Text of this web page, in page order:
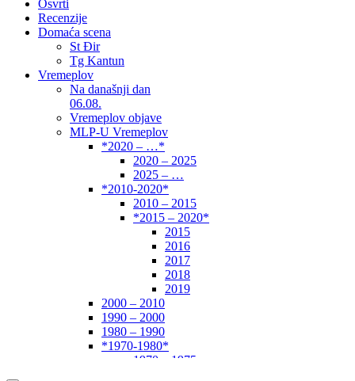
Osvrti
Recenzije
Domaća scena
St Đir
Tg Kantun
Vremeplov
Na današnji dan
06.08.
Vremeplov objave
MLP-U Vremeplov
*2020 – …*
2020 – 2025
2025 – …
*2010-2020*
2010 – 2015
*2015 – 2020*
2015
2016
2017
2018
2019
2000 – 2010
1990 – 2000
1980 – 1990
*1970-1980*
1970 – 1975